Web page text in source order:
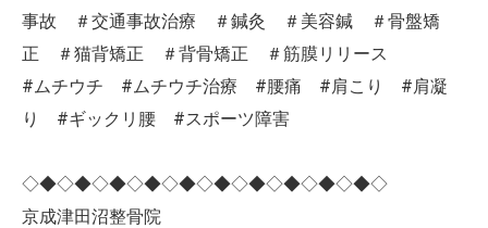
事故 ＃交通事故治療 ＃鍼灸 ＃美容鍼 ＃骨盤矯
正 ＃猫背矯正 ＃背骨矯正 ＃筋膜リリース
#ムチウチ #ムチウチ治療 #腰痛 #肩こり #肩凝
り #ギックリ腰 #スポーツ障害
◇◆◇◆◇◆◇◆◇◆◇◆◇◆◇◆◇◆◇◆◇
京成津田沼整骨院